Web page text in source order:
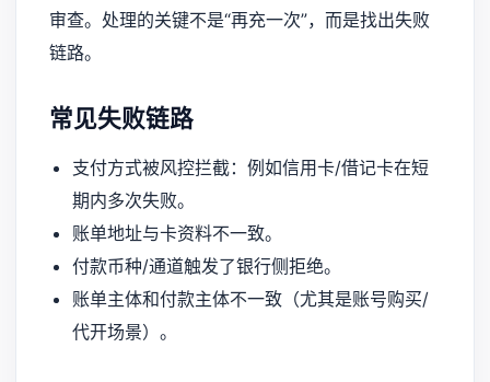
审查。处理的关键不是“再充一次”，而是找出失败
链路。
常见失败链路
支付方式被风控拦截：例如信用卡/借记卡在短
期内多次失败。
账单地址与卡资料不一致。
付款币种/通道触发了银行侧拒绝。
账单主体和付款主体不一致（尤其是账号购买/
代开场景）。